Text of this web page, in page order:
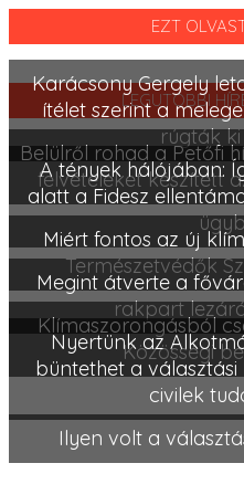
EZT
LEGUTÓBBI
Karácsony Gergely
ítélet szerint a
rúgták
Belülről rohad a Petőfi
felvételeket készített
A tények hálójában:
alatt a Fidesz
Miért fontos az új
Természetvédők
Megint átverte a
rakpart
Klímaszorongásból
Közösségi
Nyertünk az
büntethet a
civilek
Ilyen volt a